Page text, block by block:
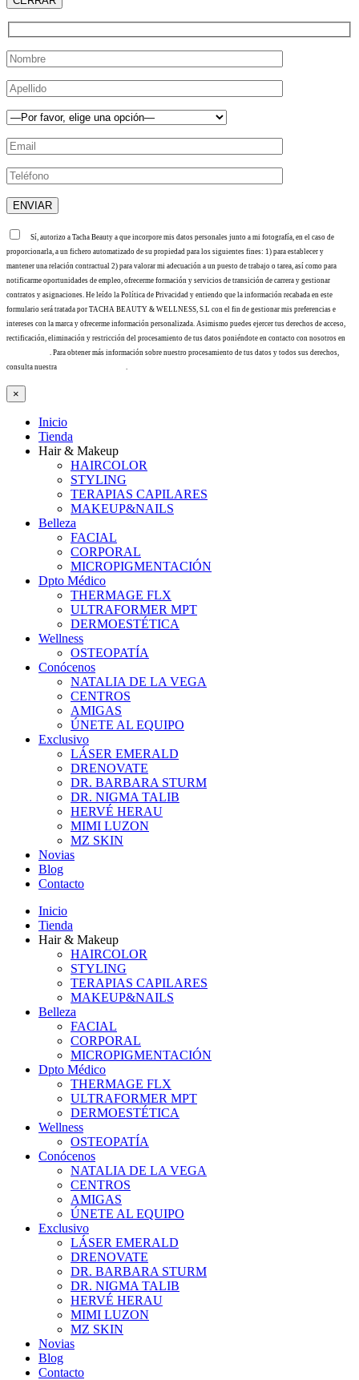
Sí, autorizo a Tacha Beauty a que incorpore mis datos personales junto a mi fotografía, en el caso de
proporcionarla, a un fichero automatizado de su propiedad para los siguientes fines: 1) para establecer y
mantener una relación contractual 2) para valorar mi adecuación a un puesto de trabajo o tarea, así como para
notificarme oportunidades de empleo, ofrecerme formación y servicios de transición de carrera y gestionar
contratos y asignaciones. He leído la Política de Privacidad y entiendo que la información recabada en este
formulario será tratada por TACHA BEAUTY & WELLNESS, S.L con el fin de gestionar mis preferencias e
intereses con la marca y ofrecerme información personalizada. Asimismo puedes ejercer tus derechos de acceso,
rectificación, eliminación y restricción del procesamiento de tus datos poniéndote en contacto con nosotros en
. Para obtener más información sobre nuestro procesamiento de tus datos y todos sus derechos,
consulta nuestra
×
Inicio
Tienda
Hair & Makeup
HAIRCOLOR
STYLING
TERAPIAS CAPILARES
MAKEUP&NAILS
Belleza
FACIAL
CORPORAL
MICROPIGMENTACIÓN
Dpto Médico
THERMAGE FLX
ULTRAFORMER MPT
DERMOESTÉTICA
Wellness
OSTEOPATÍA
Conócenos
NATALIA DE LA VEGA
CENTROS
AMIGAS
ÚNETE AL EQUIPO
Exclusivo
LÁSER EMERALD
DRENOVATE
DR. BARBARA STURM
DR. NIGMA TALIB
HERVÉ HERAU
MIMI LUZON
MZ SKIN
Novias
Blog
Contacto
Inicio
Tienda
Hair & Makeup
HAIRCOLOR
STYLING
TERAPIAS CAPILARES
MAKEUP&NAILS
Belleza
FACIAL
CORPORAL
MICROPIGMENTACIÓN
Dpto Médico
THERMAGE FLX
ULTRAFORMER MPT
DERMOESTÉTICA
Wellness
OSTEOPATÍA
Conócenos
NATALIA DE LA VEGA
CENTROS
AMIGAS
ÚNETE AL EQUIPO
Exclusivo
LÁSER EMERALD
DRENOVATE
DR. BARBARA STURM
DR. NIGMA TALIB
HERVÉ HERAU
MIMI LUZON
MZ SKIN
Novias
Blog
Contacto